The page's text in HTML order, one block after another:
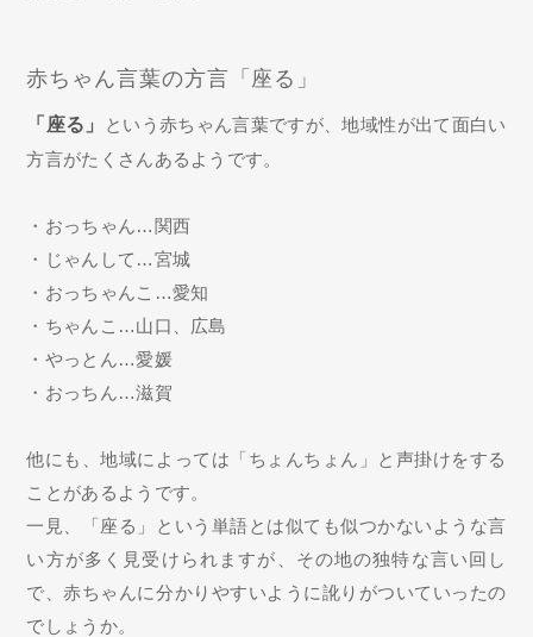
赤ちゃん言葉の方言「座る」
「座る」
という赤ちゃん言葉ですが、地域性が出て面白い
方言がたくさんあるようです。
・おっちゃん…関西
・じゃんして…宮城
・おっちゃんこ…愛知
・ちゃんこ…山口、広島
・やっとん…愛媛
・おっちん…滋賀
他にも、地域によっては「ちょんちょん」と声掛けをする
ことがあるようです。
一見、「座る」という単語とは似ても似つかないような言
い方が多く見受けられますが、その地の独特な言い回し
で、赤ちゃんに分かりやすいように訛りがついていったの
でしょうか。